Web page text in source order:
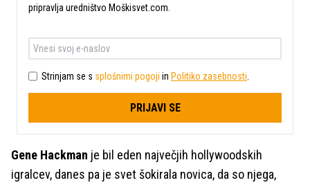
pripravlja uredništvo Moškisvet.com.
Strinjam se s splošnimi pogoji in Politiko zasebnosti
PRIJAVI SE
Gene Hackman je bil eden največjih hollywoodskih
igralcev, danes pa je svet šokirala novica, da so njega,